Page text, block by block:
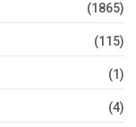
(1865)
(115)
(1)
(4)